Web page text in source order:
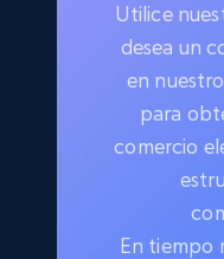
Utilice
desea un
en
para
comercio
En tiempo